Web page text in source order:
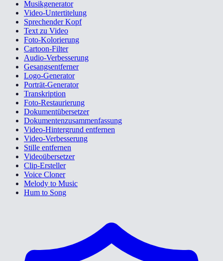
Musikgenerator
Video-Untertitelung
Sprechender Kopf
Text zu Video
Foto-Kolorierung
Cartoon-Filter
Audio-Verbesserung
Gesangsentferner
Logo-Generator
Porträt-Generator
Transkription
Foto-Restaurierung
Dokumentübersetzer
Dokumentenzusammenfassung
Video-Hintergrund entfernen
Video-Verbesserung
Stille entfernen
Videoübersetzer
Clip-Ersteller
Voice Cloner
Melody to Music
Hum to Song